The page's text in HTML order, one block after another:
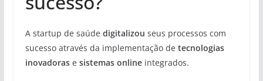
A startup de saúde digitalizou seus processos com
sucesso através da implementação de tecnologias
inovadorase sistemas onlineintegrados.